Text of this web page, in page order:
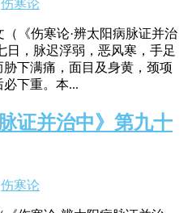
伤寒论
《伤寒论·辨太阳病脉证并治
日，脉迟浮弱，恶风寒，手足
下满痛，面目及身黄，颈项
下重。本...
证并治中》第九十
伤寒论